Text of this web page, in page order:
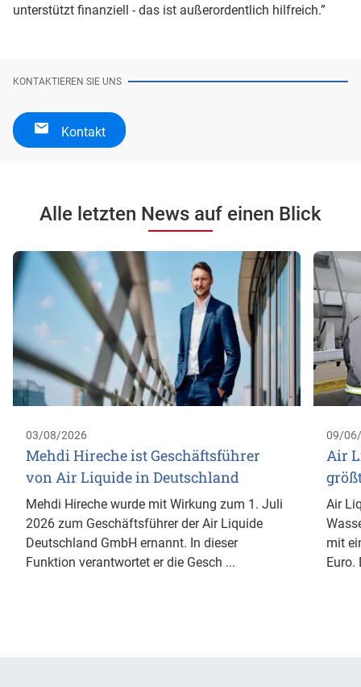
unterstützt finanziell - das ist außerordentlich hilfreich.”
KONTAKTIEREN SIE UNS
Kontakt
Alle letzten News auf einen Blick
03/08/2026
Mehdi Hireche ist Geschäftsführer
von Air Liquide in Deutschland
Mehdi Hireche wurde mit Wirkung zum 1. Juli
2026 zum Geschäftsführer der Air Liquide
Deutschland GmbH ernannt. In dieser
Funktion verantwortet er die Gesch ...
09/
Air
Air
mit
Euro.